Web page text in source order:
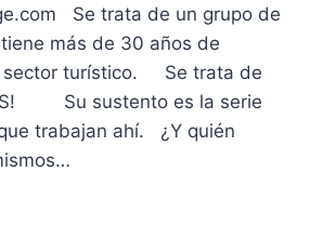
Se trata de un grupo de
más de 30 años de
sector turístico. Se trata de
Su sustento es la serie
trabajan ahí. ¿Y quién